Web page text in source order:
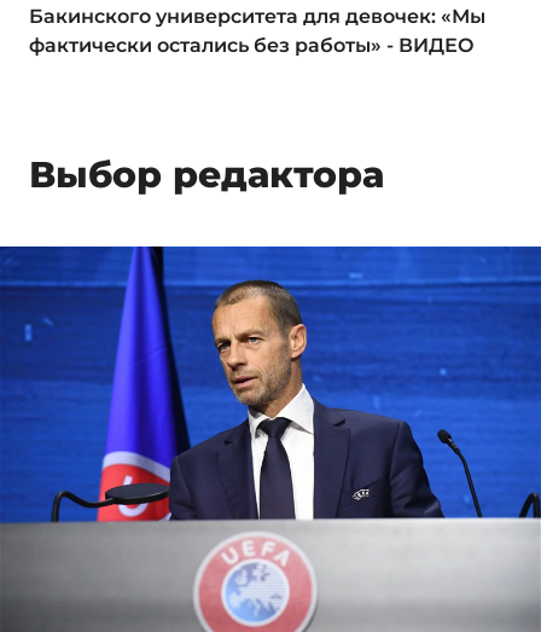
Бакинского университета для девочек: «Мы
фактически остались без работы» - ВИДЕО
Выбор редактора